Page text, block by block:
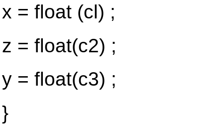
x = float (cl) ;
z = float(c2) ;
у = float(c3) ;
}